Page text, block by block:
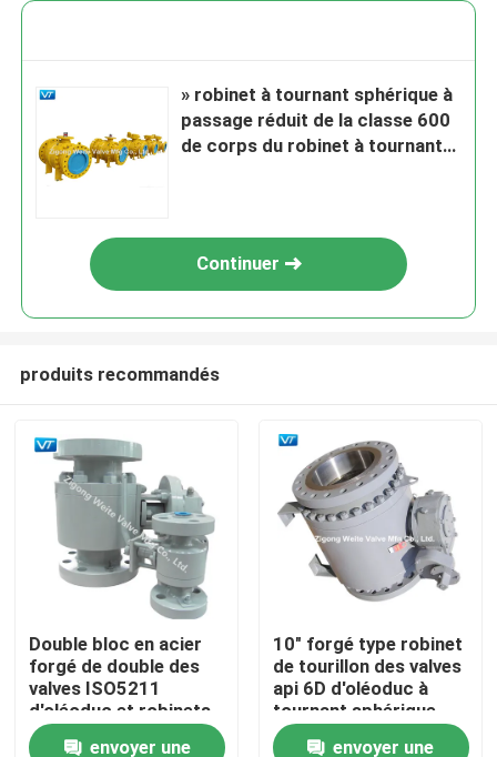
A propos de nous
Contacts
» robinet à tournant sphérique à
passage réduit de la classe 600
de corps du robinet à tournant
Continuer
produits recommandés
Double bloc en acier
forgé de double des
valves ISO5211
d'oléoduc et robinets
à tournant sphérique
envoyer une
10" forgé type robinet
de tourillon des valves
api 6D d'oléoduc à
tournant sphérique
envoyer une